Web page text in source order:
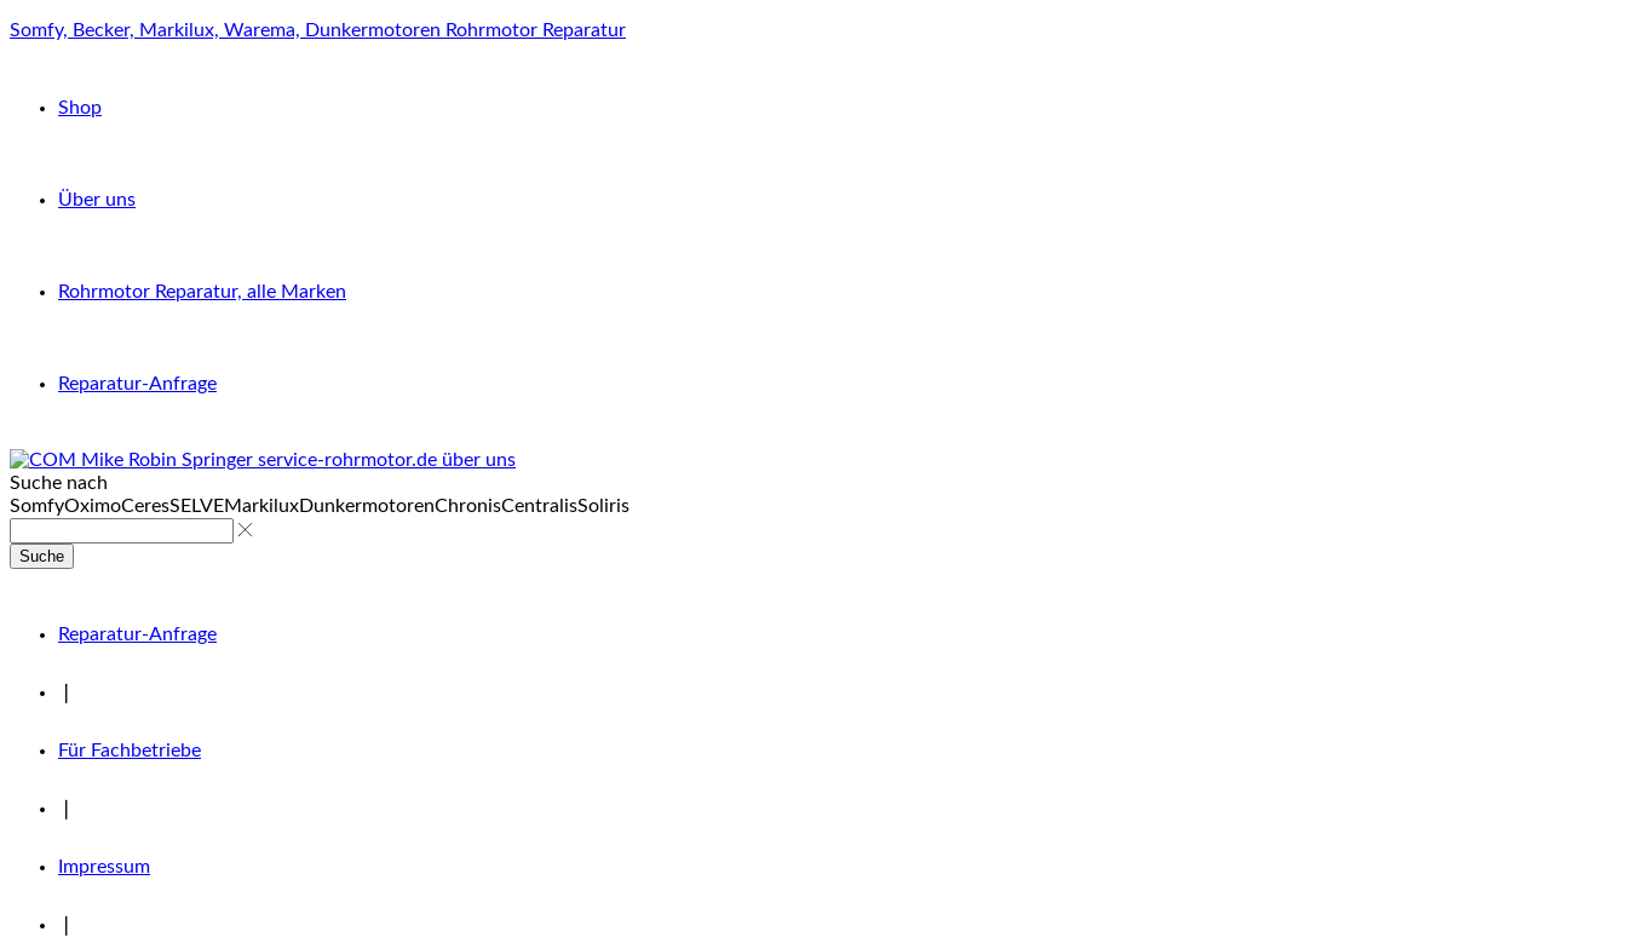
Somfy, Becker, Markilux, Warema, Dunkermotoren Rohrmotor Reparatur
Shop
Über uns
Rohrmotor Reparatur, alle Marken
Reparatur-Anfrage
Suche nach
SomfyOximoCeresSELVEMarkiluxDunkermotorenChronisCentralisSoliris
Suche
Reparatur-Anfrage
Für Fachbetriebe
Impressum